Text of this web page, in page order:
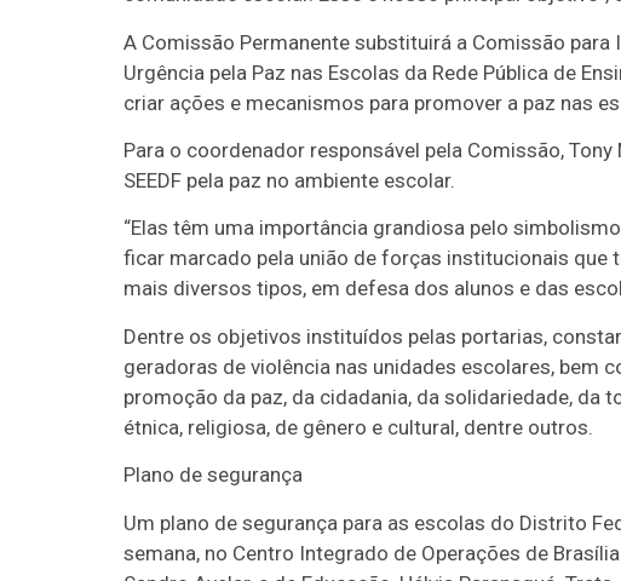
A Comissão Permanente substituirá a Comissão
Urgência pela Paz nas Escolas da Rede Pública de
criar ações e mecanismos para promover a paz nas
Para o coordenador responsável pela Comissão,
SEEDF pela paz no ambiente escolar.
“Elas têm uma importância grandiosa pelo
ficar marcado pela união de forças institucionais
mais diversos tipos, em defesa dos alunos e das
Dentre os objetivos instituídos pelas portarias,
geradoras de violência nas unidades escolares, bem
promoção da paz, da cidadania, da solidariedade, da
étnica, religiosa, de gênero e cultural, dentre outros.
Plano de segurança
Um plano de segurança para as escolas do Distrito
semana, no Centro Integrado de Operações de